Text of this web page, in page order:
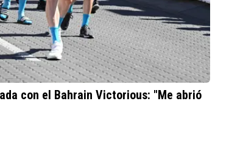
con el Bahrain Victorious: "Me abrió